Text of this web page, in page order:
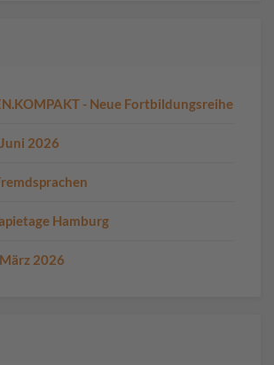
- Neue Fortbildungsreihe
2026
Hamburg
2026